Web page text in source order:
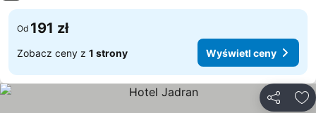
Od 191 zł
Zobacz ceny z 1 strony Wyświetl ceny